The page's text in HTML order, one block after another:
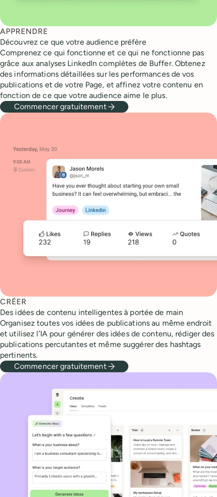
APPRENDRE
Découvrez ce que votre audience préfère
Comprenez ce qui fonctionne et ce qui ne fonctionne pas
grâce aux analyses LinkedIn complètes de Buffer. Obtenez
des informations détaillées sur les performances de vos
publications et de votre Page, et affinez votre contenu en
fonction de ce que votre audience aime le plus.
Commencer gratuitement
CRÉER
Des idées de contenu intelligentes à portée de main
Organisez toutes vos idées de publications au même endroit
et utilisez l’IA pour générer des idées de contenu, rédiger des
publications percutantes et même suggérer des hashtags
pertinents.
Commencer gratuitement